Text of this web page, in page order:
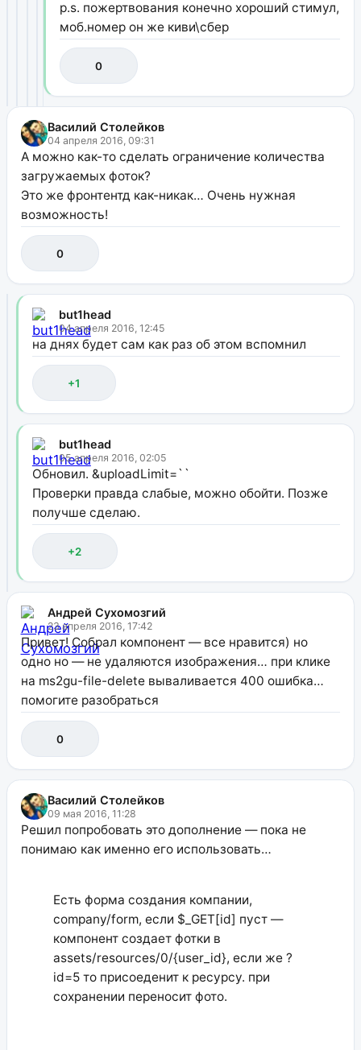
p.s. пожертвования конечно хороший стимул,
моб.номер он же киви\сбер
0
Василий Столейков
04 апреля 2016, 09:31
А можно как-то сделать ограничение количества
загружаемых фоток?
Это же фронтентд как-никак… Очень нужная
возможность!
0
but1head
04 апреля 2016, 12:45
на днях будет сам как раз об этом вспомнил
+1
but1head
05 апреля 2016, 02:05
Обновил. &uploadLimit=``
Проверки правда слабые, можно обойти. Позже
получше сделаю.
+2
Андрей Сухомозгий
23 апреля 2016, 17:42
Привет! Собрал компонент — все нравится) но
одно но — не удаляются изображения… при клике
на ms2gu-file-delete вываливается 400 ошибка…
помогите разобраться
0
Василий Столейков
09 мая 2016, 11:28
Решил попробовать это дополнение — пока не
понимаю как именно его использовать…
Есть форма создания компании,
company/form, если $_GET[id] пуст —
компонент создает фотки в
assets/resources/0/{user_id}, если же ?
id=5 то присоеденит к ресурсу. при
сохранении переносит фото.